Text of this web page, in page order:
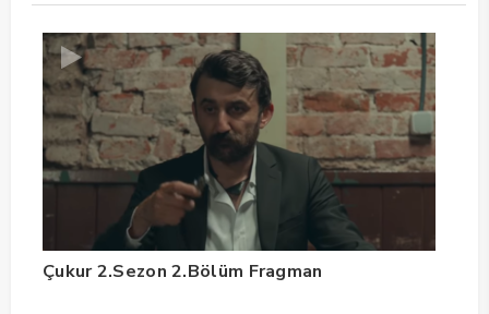
Çukur 2.Sezon 2.Bölüm Fragman